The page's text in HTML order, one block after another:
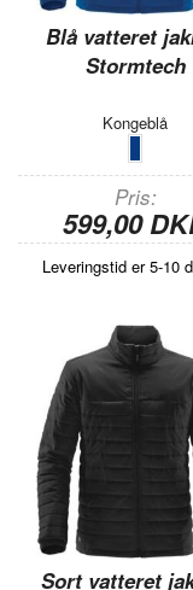
Blå vatteret
Stormtech
Kongeblå
Pris
599,00
Leveringstid er 5-10
Sort vatteret